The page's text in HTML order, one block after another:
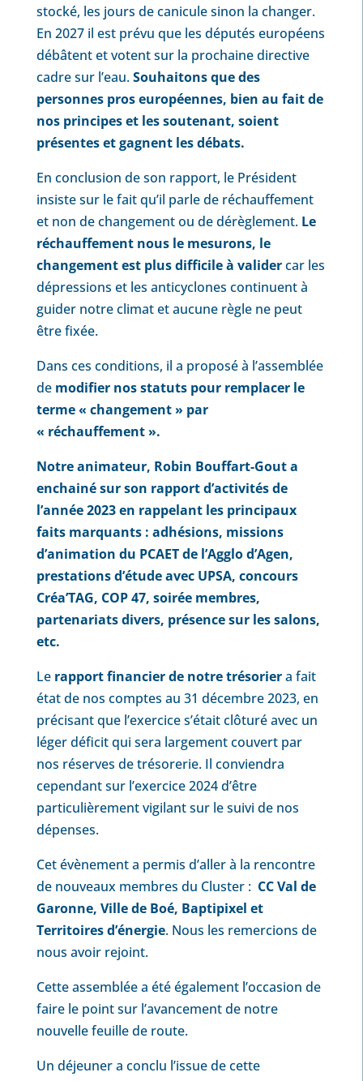
stocké, les jours de canicule sinon la changer.
En 2027 il est prévu que les députés européens
débâtent et votent sur la prochaine directive
cadre sur l’eau.Souhaitons que des
personnes pros européennes, bien au fait de
nos principes et les soutenant, soient
présentes et gagnent les débats.
En conclusion de son rapport, le Président
insiste sur le fait qu’il parle de réchauffement
et non de changement ou de dérèglement. Le
réchauffement nous le mesurons, le
changement est plus difficile à validercar les
dépressions et les anticyclones continuent à
guider notre climat et aucune règle ne peut
être fixée.
Dans ces conditions, il a proposé à l’assemblée
de modifier nos statuts pour remplacer le
terme « changement » par
« réchauffement ».
Notre animateur, Robin Bouffart-Gout a
enchainé sur son rapport d’activités de
l’année 2023 en rappelant les principaux
faits marquants : adhésions, missions
d’animation du PCAET de l’Agglo d’Agen,
prestations d’étude avec UPSA, concours
Créa’TAG, COP 47, soirée membres,
partenariats divers, présence sur les salons,
etc.
Le rapport financier de notre trésoriera fait
état de nos comptes au 31 décembre 2023, en
précisant que l’exercice s’était clôturé avec un
léger déficit qui sera largement couvert par
nos réserves de trésorerie. Il conviendra
cependant sur l’exercice 2024 d’être
particulièrement vigilant sur le suivi de nos
dépenses.
Cet évènement a permis d’aller à la rencontre
de nouveaux membres du Cluster : CC Val de
Garonne, Ville de Boé, Baptipixel et
Territoires d’énergie. Nous les remercions de
nous avoir rejoint.
Cette assemblée a été également l’occasion de
faire le point sur l’avancement de notre
nouvelle feuille de route.
Un déjeuner a conclu l’issue de cette